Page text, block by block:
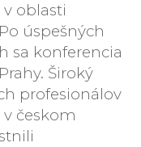
oblasti
úspešných
sa konferencia
Široký
profesionálov
v českom